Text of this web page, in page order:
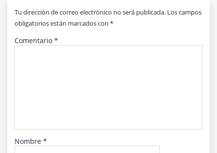
Tu dirección de correo electrónico no será publicada. Los campos
obligatorios están marcados con *
Comentario *
Nombre *